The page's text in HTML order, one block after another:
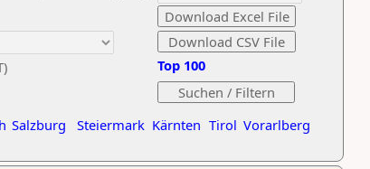
Salzburg Steiermark Kärnten Tirol Vorarlberg
Top 100